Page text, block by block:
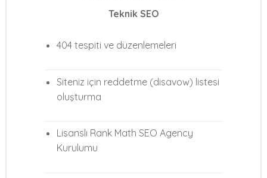
Teknik SEO
404 tespiti ve düzenlemeleri
Siteniz için reddetme (disavow) listesi
oluşturma
Lisanslı Rank Math SEO Agency
Kurulumu